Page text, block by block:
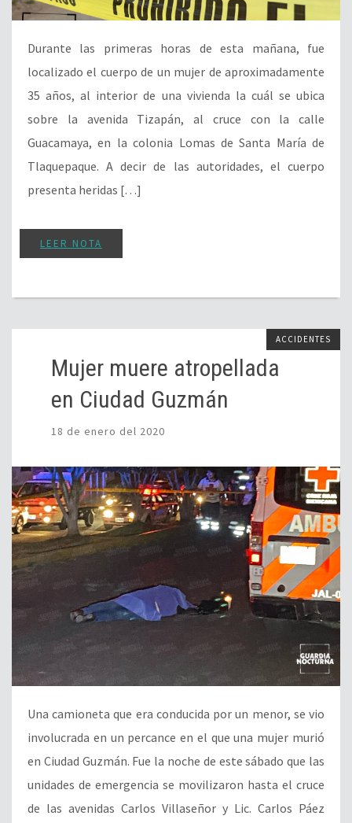
Durante las primeras horas de esta mañana, fue
localizado el cuerpo de un mujer de aproximadamente
35 años, al interior de una vivienda la cuál se ubica
sobre la avenida Tizapán, al cruce con la calle
Guacamaya, en la colonia Lomas de Santa María de
Tlaquepaque. A decir de las autoridades, el cuerpo
presenta heridas […]
LEER NOTA
ACCIDENTES
Mujer muere atropellada
en Ciudad Guzmán
18 de enero del 2020
Una camioneta que era conducida por un menor, se vio
involucrada en un percance en el que una mujer murió
en Ciudad Guzmán. Fue la noche de este sábado que las
unidades de emergencia se movilizaron hasta el cruce
de las avenidas Carlos Villaseñor y Lic. Carlos Páez